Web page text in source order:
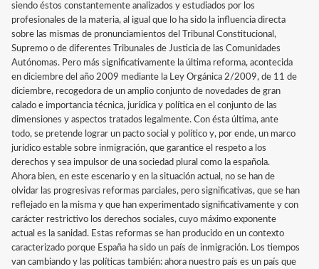
siendo éstos constantemente analizados y estudiados por los
profesionales de la materia, al igual que lo ha sido la influencia directa
sobre las mismas de pronunciamientos del Tribunal Constitucional,
Supremo o de diferentes Tribunales de Justicia de las Comunidades
Autónomas. Pero más significativamente la última reforma, acontecida
en diciembre del año 2009 mediante la Ley Orgánica 2/2009, de 11 de
diciembre, recogedora de un amplio conjunto de novedades de gran
calado e importancia técnica, jurídica y política en el conjunto de las
dimensiones y aspectos tratados legalmente. Con ésta última, ante
todo, se pretende lograr un pacto social y político y, por ende, un marco
jurídico estable sobre inmigración, que garantice el respeto a los
derechos y sea impulsor de una sociedad plural como la española.
Ahora bien, en este escenario y en la situación actual, no se han de
olvidar las progresivas reformas parciales, pero significativas, que se han
reflejado en la misma y que han experimentado significativamente y con
carácter restrictivo los derechos sociales, cuyo máximo exponente
actual es la sanidad. Estas reformas se han producido en un contexto
caracterizado porque España ha sido un país de inmigración. Los tiempos
van cambiando y las políticas también: ahora nuestro país es un país que